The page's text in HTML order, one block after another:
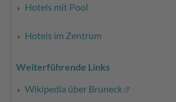
Hotels mit Pool
Hotels im Zentrum
Weiterführende Links
Wikipedia über Bruneck